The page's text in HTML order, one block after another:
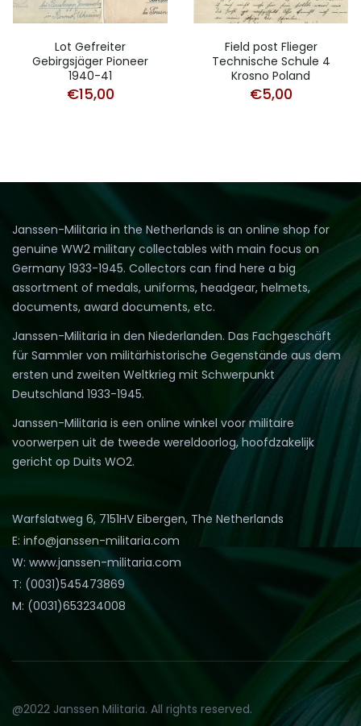
Lot Gefreiter
Gebirgsjäger Pioneer
1940-41
€15,00
Field post Flieger
Technische Schule 4
Krosno Poland
€5,00
Janssen-Militaria in the Netherlands is an online shop for
genuine WW2 military collectables with main focus on
Germany 1933-1945. Collectors can find here a big
assortment of medals, uniforms, headgear, helmets,
documents, award documents, etc.
Janssen-Militaria in den Niederlanden. Das Fachgeschäft
für Sammler von militärhistorische Gegenstände aus dem
ersten und zweiten Weltkrieg mit Schwerpunkt
Deutschland 1933-1945.
Janssen-Militaria is een online winkel voor militaire
voorwerpen uit de tweede wereldoorlog, hoofdzakelijk
gericht op Duits WO2.
Warfslatweg 6, 7151HV Eibergen, The Netherlands
E: info@janssen-militaria.com
W: www.janssen-militaria.com
T: (0031)545473869
M: (0031)653234008
@2022 Janssen Militaria. All rights reserved.